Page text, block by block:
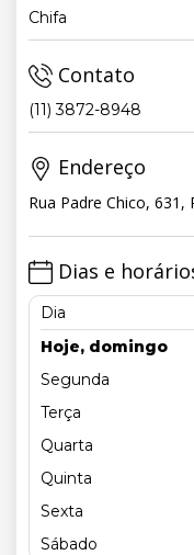
Chifa
Contato
(11) 3872-8948
Endereço
Rua Padre Chico,
Dias e
Dia
Hoje, domingo
Segunda
Terça
Quarta
Quinta
Sexta
Sábado